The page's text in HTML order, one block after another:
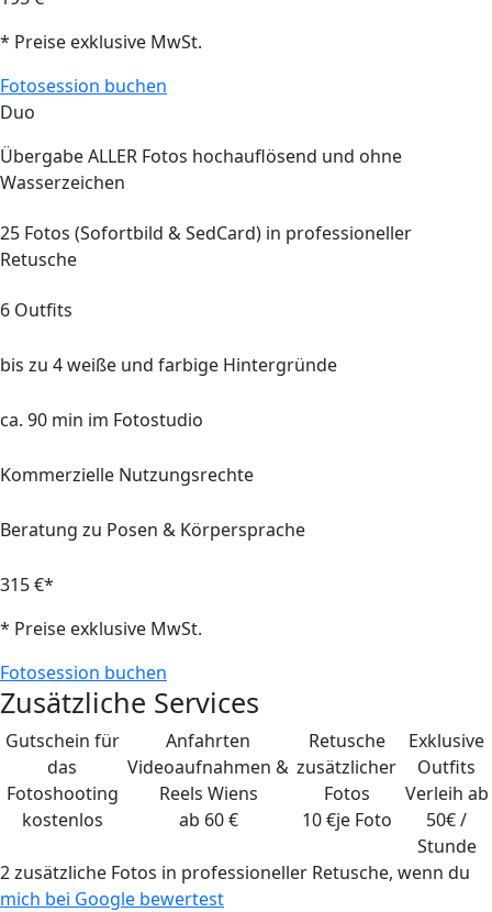
* Preise exklusive MwSt.
Fotosession buchen
Duo
ÜbergabeALLER Fotos hochauflösend und ohne
Wasserzeichen
25 Fotos (Sofortbild &SedCard) in professioneller
Retusche
6 Outfits
bis zu 4 weiße und farbige Hintergründe
ca. 90 min im Fotostudio
Kommerzielle Nutzungsrechte
Beratung zu Posen & Körpersprache
315 €*
* Preise exklusive MwSt.
Fotosession buchen
Zusätzliche Services
Gutschein für
das
Fotoshooting
kostenlos
Anfahrten
Videoaufnahmen &
Reels Wiens
ab 60 €
Retusche
zusätzlicher
Fotos
10 €je Foto
Exklusive
Outfits
Verleih ab
50€ /
Stunde
2 zusätzliche Fotos in professioneller Retusche, wenn du
mich bei Google bewertest